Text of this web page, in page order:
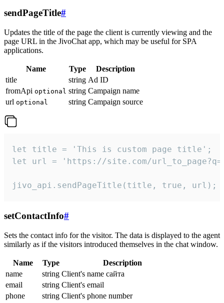
sendPageTitle#
Updates the title of the page the client is currently viewing and the
page URL in the JivoChat app, which may be useful for SPA
applications.
Name Type
Description
title
string Ad ID
fromApi optional string Campaign name
url optional string Campaign source
let title = 'This is custom page title';
let url = 'https://site.com/
jivo_api.sendPageTitle(title, true, url);
setContactInfo#
Sets the contact info for the visitor. The data is displayed to the agent
similarly as if the visitors introduced themselves in the chat window.
Name Type
Description
name
string Client's name сайта
email
string Client's email
phone
string Client's phone number